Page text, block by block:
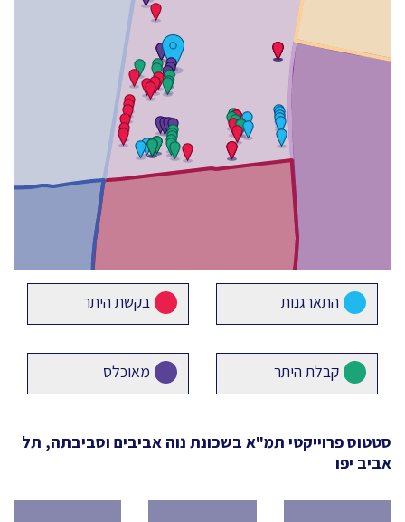
התארגנות בקשת היתר
קבלת היתר מאוכלס
סטטוס פרוייקטי תמ"א בשכונת נוה אביבים וסביבתה, תל
אביב יפו